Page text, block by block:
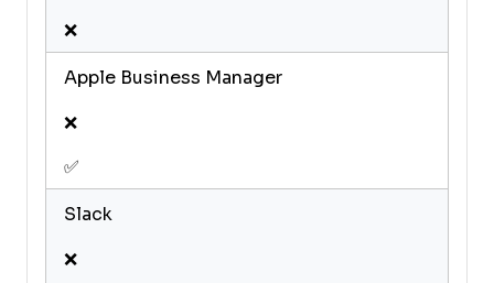
❌
Apple Business Manager
❌
✅
Slack
❌